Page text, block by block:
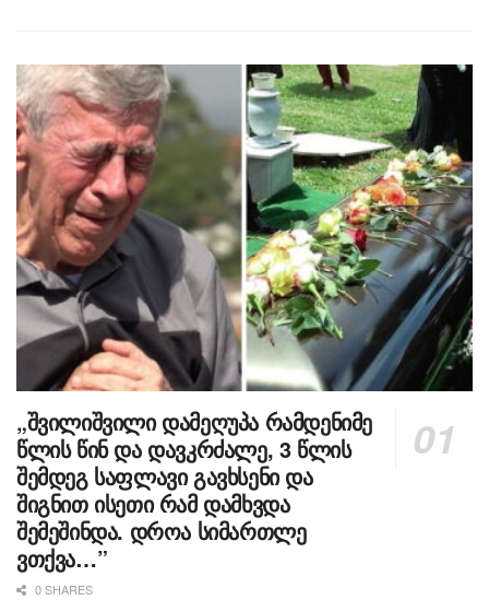
„შვილიშვილი დამეღუპა რამდენიმე
წლის წინ და დავკრძალე, 3 წლის
შემდეგ საფლავი გავხსენი და
შიგნით ისეთი რამ დამხვდა
შემეშინდა. დროა სიმართლე
ვთქვა…”
0 SHARES